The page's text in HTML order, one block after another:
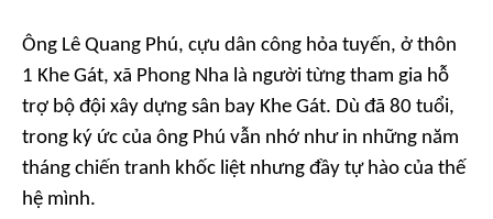
Ông Lê Quang Phú, cựu dân công hỏa tuyến, ở thôn
1 Khe Gát, xã Phong Nha là người từng tham gia hỗ
trợ bộ đội xây dựng sân bay Khe Gát. Dù đã 80 tuổi,
trong ký ức của ông Phú vẫn nhớ như in những năm
tháng chiến tranh khốc liệt nhưng đầy tự hào của thế
hệ mình.